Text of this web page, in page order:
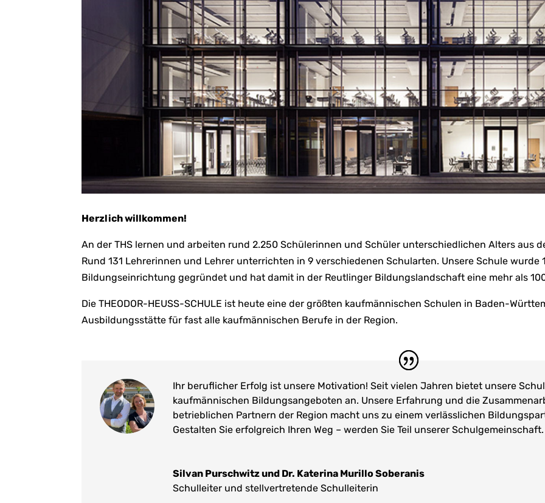
Herzlich willkommen!
An der THS lernen und arbeiten rund 2.250 Schülerinnen und Schüler unterschiedlichen Alters aus
Rund 131 Lehrerinnen und Lehrer unterrichten in 9 verschiedenen Schularten. Unsere Schule
Bildungseinrichtung gegründet und hat damit in der Reutlinger Bildungslandschaft eine mehr als
Die THEODOR-HEUSS-SCHULE ist heute eine der größten kaufmännischen Schulen in Baden-
Ausbildungsstätte für fast alle kaufmännischen Berufe in der Region.
Ihr beruflicher Erfolg ist unsere Motivation! Seit vielen Jahren bietet unsere
kaufmännischen Bildungsangeboten an. Unsere Erfahrung und die
betrieblichen Partnern der Region macht uns zu einem verlässlichen
Gestalten Sie erfolgreich Ihren Weg – werden Sie Teil unserer
Silvan Purschwitz und Dr. Katerina Murillo Soberanis
Schulleiter und stellvertretende Schulleiterin